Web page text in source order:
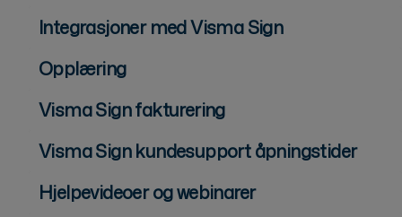
Integrasjoner med Visma Sign
Opplæring
Visma Sign fakturering
Visma Sign kundesupport åpningstider
Hjelpevideoer og webinarer